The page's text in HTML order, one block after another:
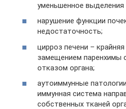
уменьшенное выделения
нарушение функции
недостаточность;
цирроз печени –
замещением паренхимы
отказом органа;
аутоиммунные
иммунная система
собственных тканей